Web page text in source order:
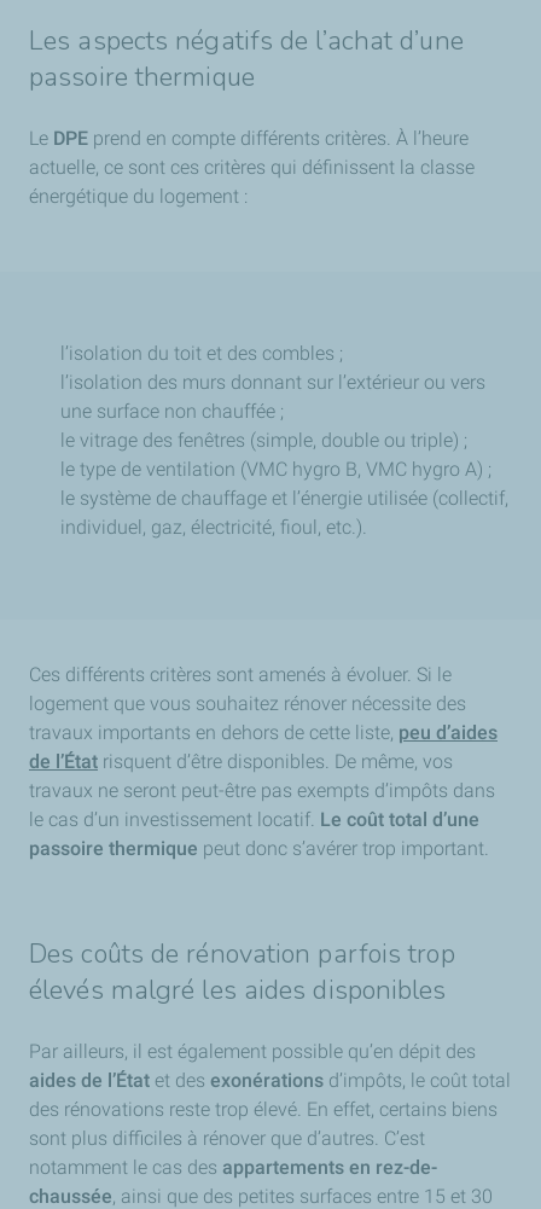
Les aspects négatifs de l’achat d’une
passoire thermique
Le DPE prend en compte différents critères. À l’heure
actuelle, ce sont ces critères qui définissent la classe
énergétique du logement :
l’isolation du toit et des combles ;
l’isolation des murs donnant sur l’extérieur ou vers
une surface non chauffée ;
le vitrage des fenêtres (simple, double ou triple) ;
le type de ventilation (VMC hygro B, VMC hygro A) ;
le système de chauffage et l’énergie utilisée (collectif,
individuel, gaz, électricité, fioul, etc.).
Ces différents critères sont amenés à évoluer. Si le
logement que vous souhaitez rénover nécessite des
travaux importants en dehors de cette liste, peu d’aides
de l’État risquent d’être disponibles. De même, vos
travaux ne seront peut-être pas exempts d’impôts dans
le cas d’un investissement locatif. Le coût total d’une
passoire thermique peut donc s’avérer trop important.
Des coûts de rénovation parfois trop
élevés malgré les aides disponibles
Par ailleurs, il est également possible qu’en dépit des
aides de l’État et des exonérations d’impôts, le coût total
des rénovations reste trop élevé. En effet, certains biens
sont plus difficiles à rénover que d’autres. C’est
notamment le cas des appartements en rez-de-
chaussée, ainsi que des petites surfaces entre 15 et 30